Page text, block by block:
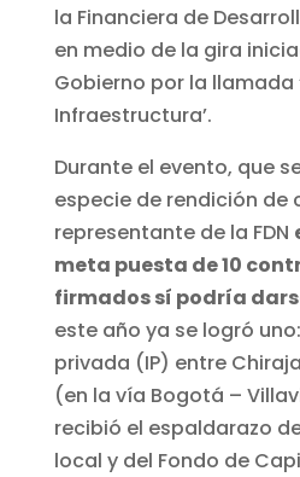
la Financiera de
en medio de la gira
Gobierno por la llamada
Infraestructura’.
Durante el evento, que
especie de rendición de
representante de la FDN
meta puesta de 10
firmados sí podría
este año ya se logró
privada (IP) entre
(en la vía Bogotá –
recibió el espaldarazo
local y del Fondo de